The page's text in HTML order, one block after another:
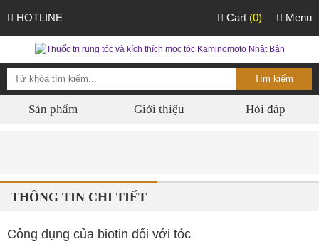
HOTLINE Menu
Cart (0)
Sản phẩm Giới thiệu Hỏi đáp
THÔNG TIN CHI TIẾT
Công dụng của biotin đối với tóc